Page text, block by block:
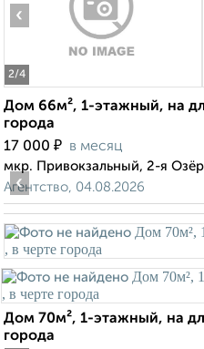
2/4
‹
Дом 66м², 1-этажный, на
города
17 000 ₽ в месяц
мкр. Привокзальный, 2-я
Агентство, 04.08.2026
‹
Дом 70м², 1-этажный, на
города